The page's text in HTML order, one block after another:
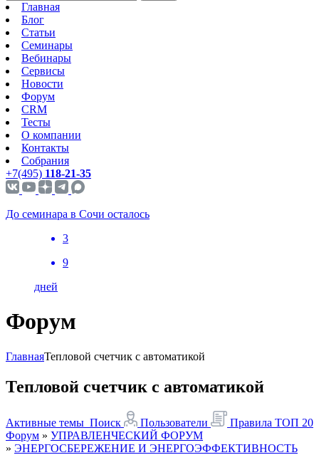
Главная
Блог
Статьи
Семинары
Вебинары
Сервисы
Новости
Форум
CRM
Тесты
О компании
Контакты
Собрания
+7(495) 118-21-35
До семинара в Сочи осталось
3
9
дней
Форум
ГлавнаяТепловой счетчик с автоматикой
Тепловой счетчик с автоматикой
Активные темы Поиск Пользователи Правила ТОП 20
Форум » УПРАВЛЕНЧЕСКИЙ ФОРУМ
» ЭНЕРГОСБЕРЕЖЕНИЕ И ЭНЕРГОЭФФЕКТИВНОСТЬ